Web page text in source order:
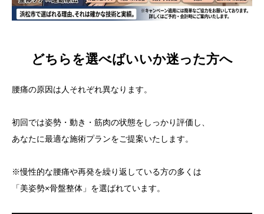
どちらを選べばいいか迷った方へ
腰痛の原因は人それぞれ異なります。
初回では姿勢・動き・筋肉の状態をしっかり評価し、
あなたに最適な施術プランをご提案いたします。
※慢性的な腰痛や再発を繰り返している方の多くは
「美姿勢×骨盤整体」を選ばれています。